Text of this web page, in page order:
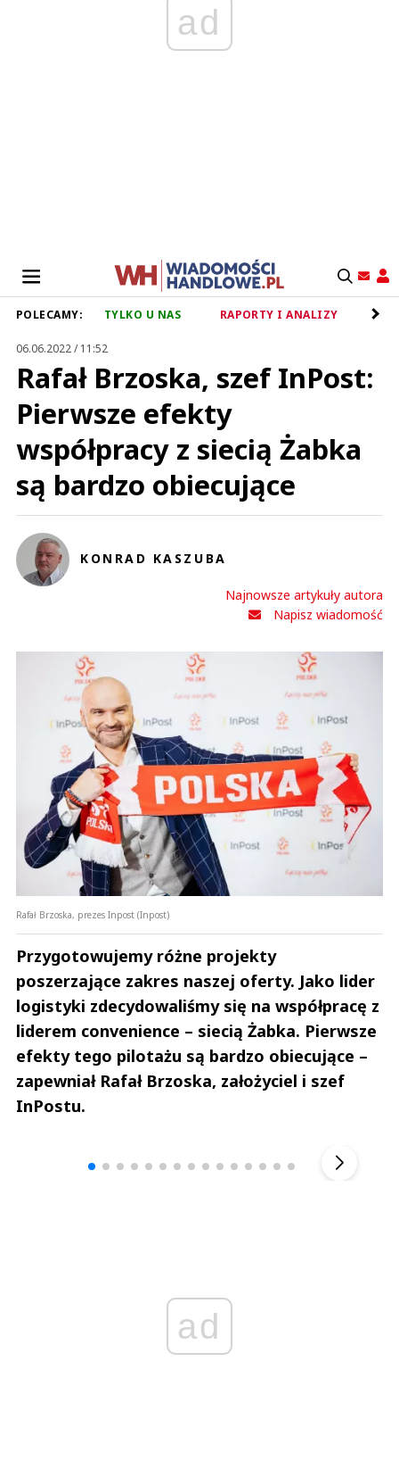
ad
POLECAMY: TYLKO U NAS RAPORTY I ANALIZY
06.06.2022 / 11:52
Rafał Brzoska, szef InPost:
Pierwsze efekty
współpracy z siecią Żabka
są bardzo obiecujące
KONRAD KASZUBA
Najnowsze artykuły autora
Napisz wiadomość
Rafał Brzoska, prezes Inpost (Inpost)
Przygotowujemy różne projekty
poszerzające zakres naszej oferty. Jako lider
logistyki zdecydowaliśmy się na współpracę z
liderem convenience – siecią Żabka. Pierwsze
efekty tego pilotażu są bardzo obiecujące –
zapewniał Rafał Brzoska, założyciel i szef
InPostu.
ad